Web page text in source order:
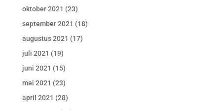
oktober 2021 (23)
september 2021 (18)
augustus 2021 (17)
juli 2021 (19)
juni 2021 (15)
mei 2021 (23)
april 2021 (28)